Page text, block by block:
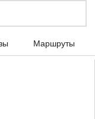
Маршруты